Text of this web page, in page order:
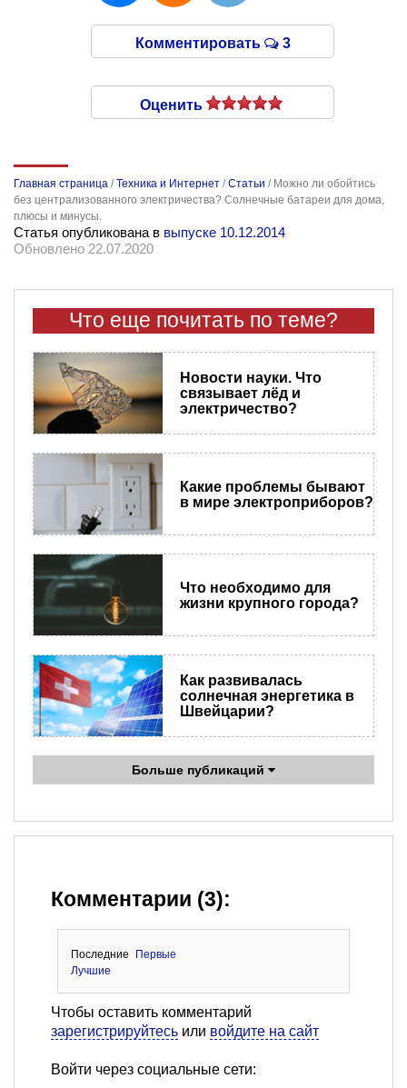
Комментировать 3
Оценить
Главная страница /Техника и Интернет /Статьи / Можно ли обойтись
без централизованного электричества? Солнечные батареи для дома,
плюсы и минусы.
Статья опубликована в выпуске 10.12.2014
Обновлено 22.07.2020
Что еще почитать по теме?
Новости науки. Что
связывает лёд и
электричество?
Какие проблемы бывают
в мире электроприборов?
Что необходимо для
жизни крупного города?
Как развивалась
солнечная энергетика в
Швейцарии?
Больше публикаций
Комментарии (3):
Последние
Первые
Лучшие
Чтобы оставить комментарий
зарегистрируйтесь или войдите на сайт
Войти через социальные сети: